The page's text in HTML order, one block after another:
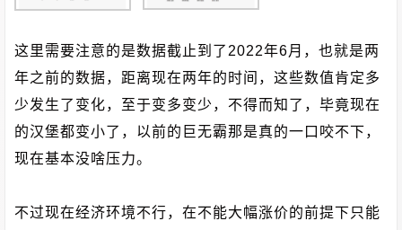
这里需要注意的是数据截止到了2022年6月，也就是两
年之前的数据，距离现在两年的时间，这些数值肯定多
少发生了变化，至于变多变少，不得而知了，毕竟现在
的汉堡都变小了，以前的巨无霸那是真的一口咬不下，
现在基本没啥压力。
不过现在经济环境不行，在不能大幅涨价的前提下只能